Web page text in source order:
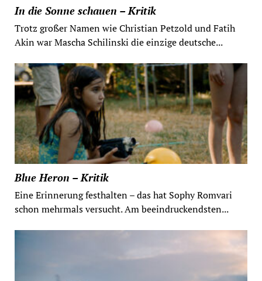
In die Sonne schauen – Kritik
Trotz großer Namen wie Christian Petzold und Fatih
Akin war Mascha Schilinski die einzige deutsche...
Blue Heron – Kritik
Eine Erinnerung festhalten – das hat Sophy Romvari
schon mehrmals versucht. Am beeindruckendsten...